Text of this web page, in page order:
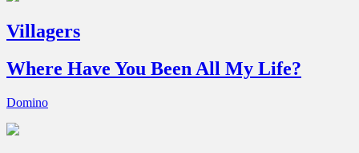
Villagers
Where Have You Been All My Life?
Domino